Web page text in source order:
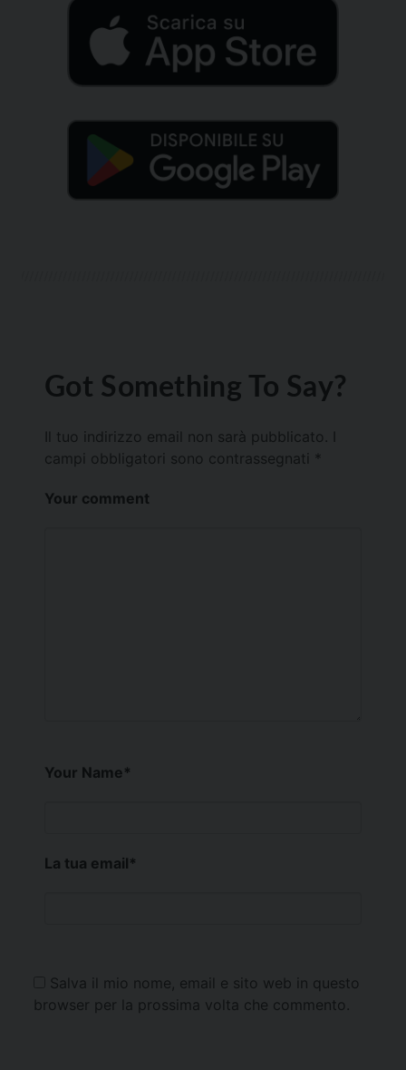
Got Something To Say?
Il tuo indirizzo email non sarà pubblicato.
campi obbligatori sono contrassegnati *
Your comment
Your Name*
La tua email*
Salva il mio nome, email e sito web in questo
browser per la prossima volta che commento.